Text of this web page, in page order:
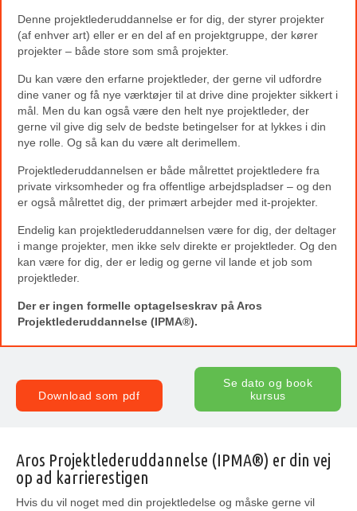
Denne projektlederuddannelse er for dig, der styrer projekter
(af enhver art) eller er en del af en projektgruppe, der kører
projekter – både store som små projekter.
Du kan være den erfarne projektleder, der gerne vil udfordre
dine vaner og få nye værktøjer til at drive dine projekter sikkert i
mål. Men du kan også være den helt nye projektleder, der
gerne vil give dig selv de bedste betingelser for at lykkes i din
nye rolle. Og så kan du være alt derimellem.
Projektlederuddannelsen er både målrettet projektledere fra
private virksomheder og fra offentlige arbejdspladser – og den
er også målrettet dig, der primært arbejder med it-projekter.
Endelig kan projektlederuddannelsen være for dig, der deltager
i mange projekter, men ikke selv direkte er projektleder. Og den
kan være for dig, der er ledig og gerne vil lande et job som
projektleder.
Der er ingen formelle optagelseskrav på Aros
Projektlederuddannelse (IPMA®).
Download som pdf
Se dato og book
kursus
Aros Projektlederuddannelse (IPMA®) er din vej
op ad karrierestigen
Hvis du vil noget med din projektledelse og måske gerne vil